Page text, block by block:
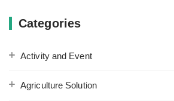
Categories
Activity and Event
Agriculture Solution